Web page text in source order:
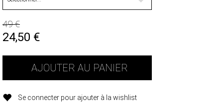
49 €
24,50 €
AJOUTER AU PANIER
Se connecter pour ajouter à la wishlist